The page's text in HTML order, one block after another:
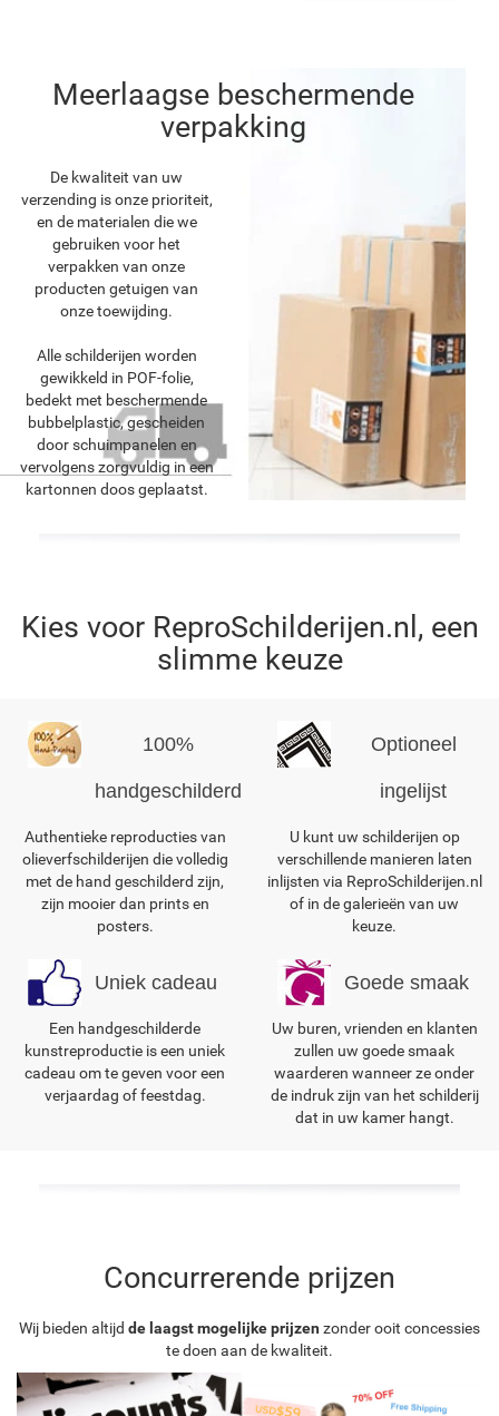
Meerlaagse beschermende
verpakking
De kwaliteit van uw
verzending is onze prioriteit,
en de materialen die we
gebruiken voor het
verpakken van onze
producten getuigen van
onze toewijding.
Alle schilderijen worden
gewikkeld in POF-folie,
bedekt met beschermende
bubbelplastic, gescheiden
door schuimpanelen en
vervolgens zorgvuldig in een
kartonnen doos geplaatst.
Kies voor ReproSchilderijen.nl, een
slimme keuze
100%
handgeschilderd
Authentieke reproducties van
olieverfschilderijen die volledig
met de hand geschilderd zijn,
zijn mooier dan prints en
posters.
Optioneel
ingelijst
U kunt uw schilderijen op
verschillende manieren laten
inlijsten via ReproSchilderijen.nl
of in de galerieën van uw
keuze.
Uniek cadeau
Een handgeschilderde
kunstreproductie is een uniek
cadeau om te geven voor een
verjaardag of feestdag.
Goede smaak
Uw buren, vrienden en klanten
zullen uw goede smaak
waarderen wanneer ze onder
de indruk zijn van het schilderij
dat in uw kamer hangt.
Concurrerende prijzen
Wij bieden altijd de laagst mogelijke prijzen zonder ooit concessies
te doen aan de kwaliteit.